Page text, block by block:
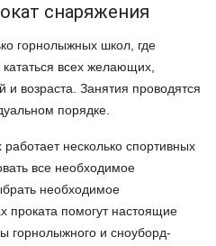
снаряжения
горнолыжных школ, где
всех желающих,
и возраста. Занятия проводятся
порядке.
несколько спортивных
все необходимое
необходимое
проката помогут настоящие
горнолыжного и сноуборд-